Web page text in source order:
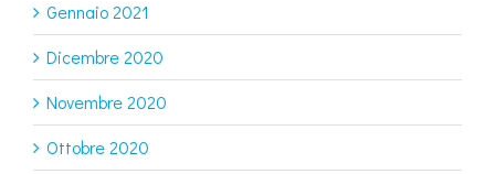
Gennaio 2021
Dicembre 2020
Novembre 2020
Ottobre 2020